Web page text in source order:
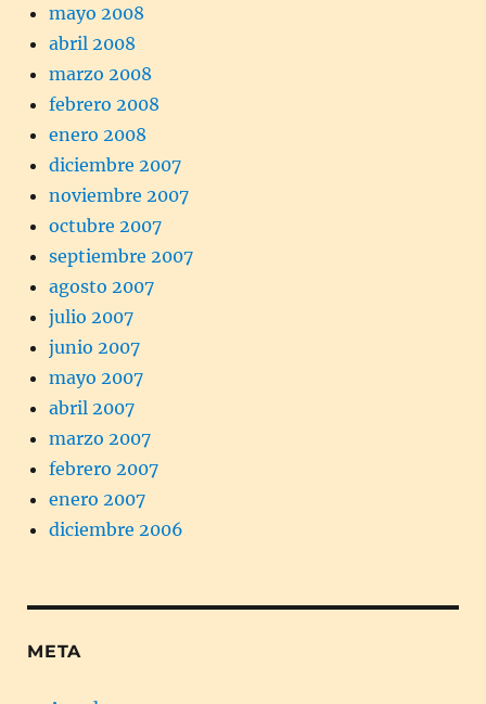
mayo 2008
abril 2008
marzo 2008
febrero 2008
enero 2008
diciembre 2007
noviembre 2007
octubre 2007
septiembre 2007
agosto 2007
julio 2007
junio 2007
mayo 2007
abril 2007
marzo 2007
febrero 2007
enero 2007
diciembre 2006
META